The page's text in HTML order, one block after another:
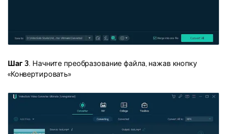
Шаг 3. Начните преобразование файла, нажав кнопку
«Конвертировать»